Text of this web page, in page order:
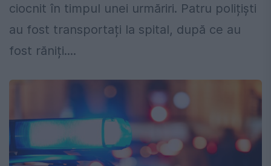
ciocnit în timpul unei urmăriri. Patru polițiști
au fost transportați la spital, după ce au
fost răniți....